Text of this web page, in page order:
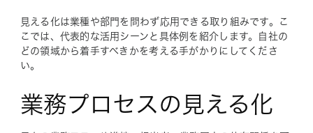
見える化は業種や部門を問わず応用できる取り組みです。こ
こでは、代表的な活用シーンと具体例を紹介します。自社の
どの領域から着手すべきかを考える手がかりにしてくださ
い。
業務プロセスの見える化